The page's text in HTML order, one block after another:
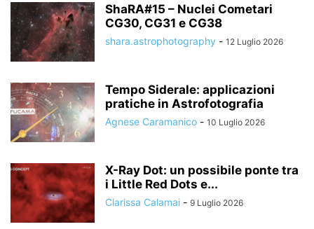
ShaRA#15 – Nuclei Cometari
CG30, CG31 e CG38
shara.astrophotography - 12 Luglio 2026
Tempo Siderale: applicazioni
pratiche in Astrofotografia
Agnese Caramanico - 10 Luglio 2026
X-Ray Dot: un possibile ponte tra
i Little Red Dots e...
Clarissa Calamai - 9 Luglio 2026